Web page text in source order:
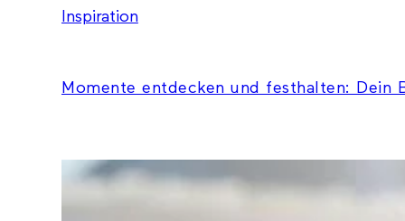
Inspiration
Momente entdecken und festhalten: Dein